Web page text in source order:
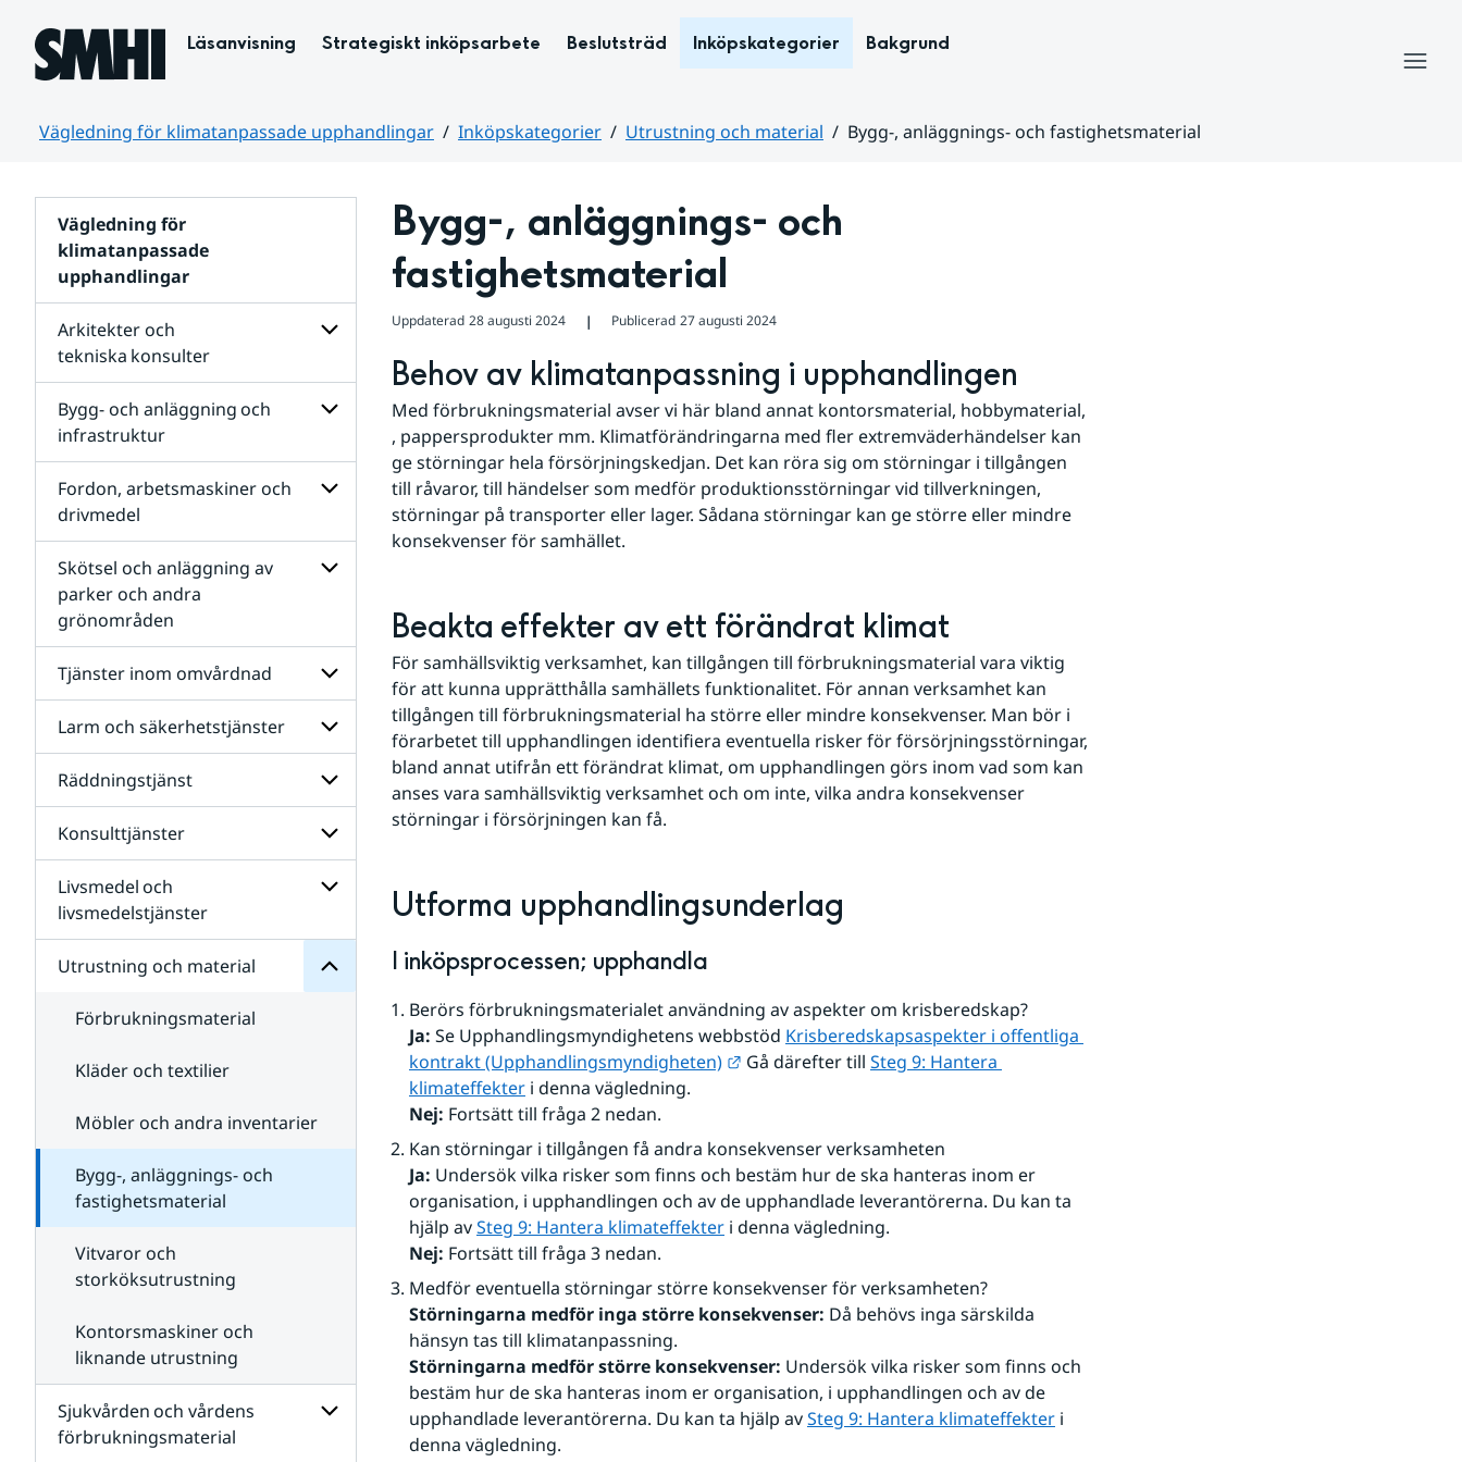
Hoppa till sidans innehåll
Läsanvisning Strategiskt inköpsarbete Beslutsträd Inköpskategorier Bakgrund
Vägledning för klimatanpassade upphandlingar Inköpskategorier Utrustning och material
Bygg-, anläggnings- och fastighetsmaterial
Vägledning för
klimatanpassade
upphandlingar
Arkitekter och
tekniska konsulter
Undersidor
för
tekniska konsulter
Bygg- och anläggning och
infrastruktur
Undersidor
för
anläggning och
infrastruktur
Fordon, arbetsmaskiner och
drivmedel
Undersidor
för
drivmedel
Skötsel och anläggning av
parker och andra
grönområden
Undersidor
för
Skötsel
och
anläggning
av
och
andra
grönområden
Tjänster inom omvårdnad
Undersidor
för
Tjänster
inom
omvårdnad
Larm och säkerhetstjänster
Undersidor
för
Larm
och
säkerhetstjänster
Räddningstjänst
Undersidor
för
Räddningstjänst
Konsulttjänster
Undersidor
Livsmedel och
livsmedelstjänster
Undersidor
för
livsmedelstjänster
Utrustning och material
för
Utrustning
material
Förbrukningsmaterial
Kläder och textilier
Möbler och andra inventarier
Bygg-, anläggnings- och
fastighetsmaterial
Vitvaror och
storköksutrustning
Kontorsmaskiner och
liknande utrustning
Sjukvården och vårdens
förbrukningsmaterial
Bygg-, anläggnings- och
fastighetsmaterial
Uppdaterad 28 augusti 2024 ❘ Publicerad 27 augusti 2024
Behov av klimatanpassning i upphandlingen
Med förbrukningsmaterial avser vi här bland annat kontorsmaterial, hobbymaterial,
, pappersprodukter mm. Klimatförändringarna med fler extremväderhändelser kan
ge störningar hela försörjningskedjan. Det kan röra sig om störningar i tillgången
till råvaror, till händelser som medför produktionsstörningar vid tillverkningen,
störningar på transporter eller lager. Sådana störningar kan ge större eller mindre
konsekvenser för samhället.
Beakta effekter av ett förändrat klimat
För samhällsviktig verksamhet, kan tillgången till förbrukningsmaterial vara viktig
för att kunna upprätthålla samhällets funktionalitet. För annan verksamhet kan
tillgången till förbrukningsmaterial ha större eller mindre konsekvenser. Man bör i
förarbetet till upphandlingen identifiera eventuella risker för försörjningsstörningar,
bland annat utifrån ett förändrat klimat, om upphandlingen görs inom vad som kan
anses vara samhällsviktig verksamhet och om inte, vilka andra konsekvenser
störningar i försörjningen kan få.
Utforma upphandlingsunderlag
I inköpsprocessen; upphandla
Berörs förbrukningsmaterialet användning av aspekter om krisberedskap?
Ja: Se Upphandlingsmyndighetens webbstöd Krisberedskapsaspekter i offentliga
kontrakt (Upphandlingsmyndigheten)
Länk till annan webbplats.
Gå därefter till Steg 9: Hantera
klimateffekter i denna vägledning.
Nej: Fortsätt till fråga 2 nedan.
Kan störningar i tillgången få andra konsekvenser verksamheten
Ja: Undersök vilka risker som finns och bestäm hur de ska hanteras inom er
organisation, i upphandlingen och av de upphandlade leverantörerna. Du kan ta
hjälp av Steg 9: Hantera klimateffekter i denna vägledning.
Nej: Fortsätt till fråga 3 nedan.
Medför eventuella störningar större konsekvenser för verksamheten?
Störningarna medför inga större konsekvenser: Då behövs inga särskilda
hänsyn tas till klimatanpassning.
Störningarna medför större konsekvenser: Undersök vilka risker som finns och
bestäm hur de ska hanteras inom er organisation, i upphandlingen och av de
upphandlade leverantörerna. Du kan ta hjälp av Steg 9: Hantera klimateffekter i
denna vägledning.